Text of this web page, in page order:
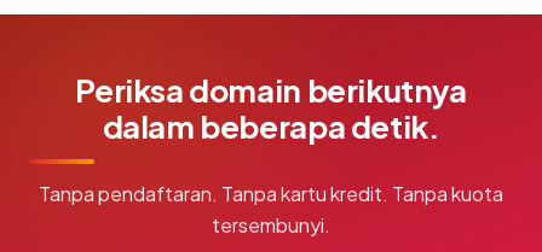
Periksa domain berikutnya
dalam beberapa detik.
Tanpa pendaftaran. Tanpa kartu kredit. Tanpa kuota
tersembunyi.